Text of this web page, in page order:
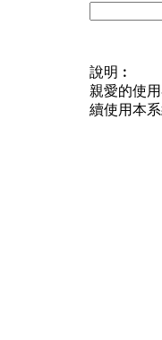
說明︰
親愛的使
續使用本